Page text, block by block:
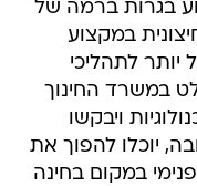
בגרות ברמה של
במקצוע
יותר לתהליכי
במשרד החינוך
ויבקשו
יוכלו להפוך את
במקום בחינה